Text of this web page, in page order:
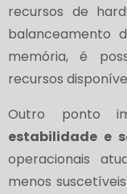
recursos de
balanceamento
memória, é
recursos
Outro ponto
estabilidade e
operacionais
menos